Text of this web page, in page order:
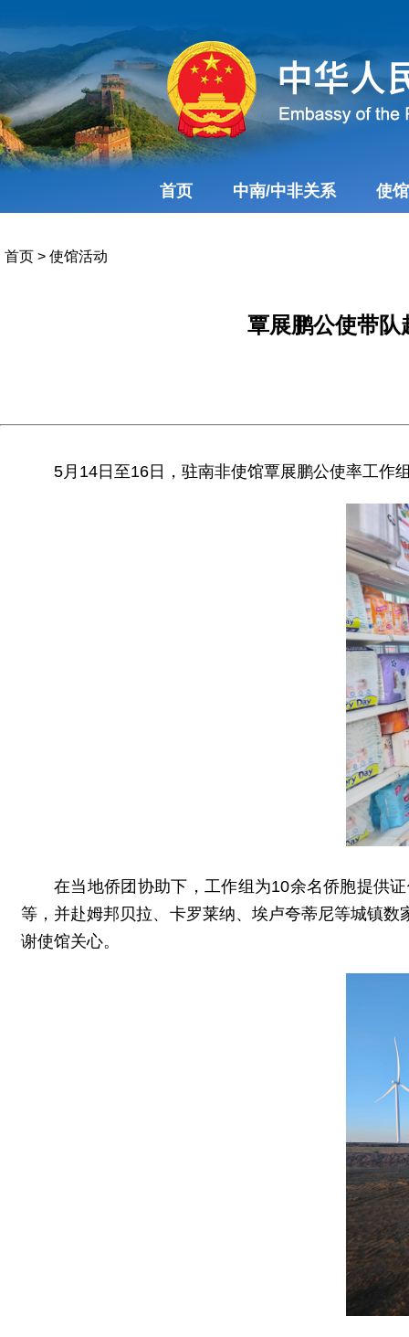
首页 中南/中非关系 使
首页 > 使馆活动
覃展鹏公使带队
5月14日至16日，驻南非使馆覃展鹏公使率工作
在当地侨团协助下，工作组为10余名侨胞提供
等，并赴姆邦贝拉、卡罗莱纳、埃卢夸蒂尼等城镇
谢使馆关心。